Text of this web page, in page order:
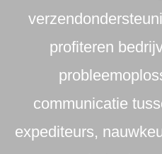
profiteren
communicatie
expediteurs,